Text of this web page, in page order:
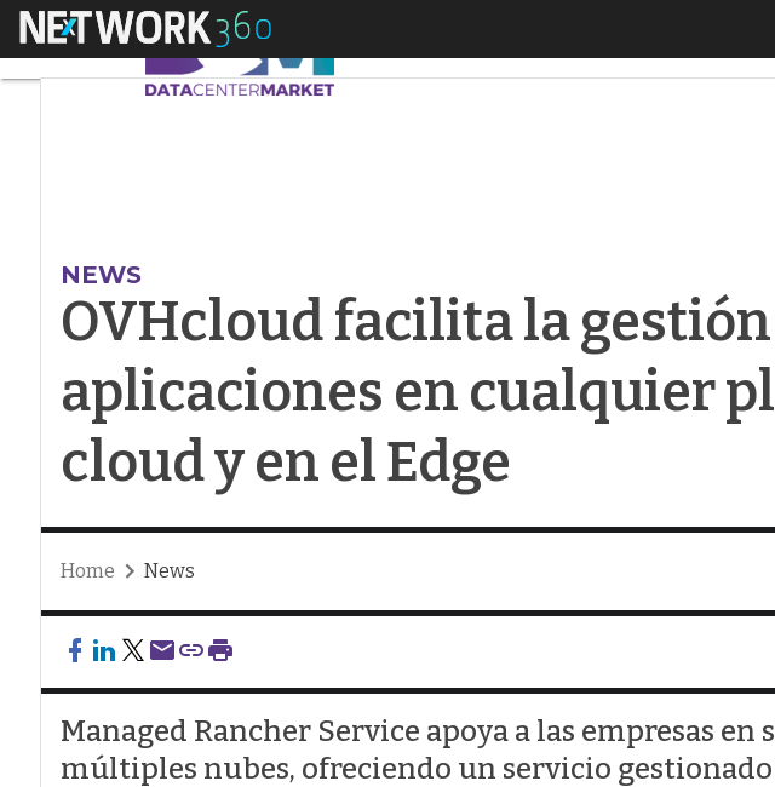
Menú OVHcloud facilita la gestión de
NEWS
OVHcloud facilita la
aplicaciones en cualquier
cloud y en el Edge
Home News
Managed Rancher Service apoya a las empresas en
múltiples nubes, ofreciendo un servicio